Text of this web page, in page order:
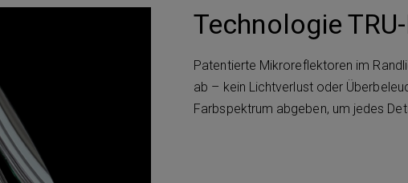
Technologie
Patentierte Mikroreflektoren im
ab – kein Lichtverlust oder
Farbspektrum abgeben, um jedes